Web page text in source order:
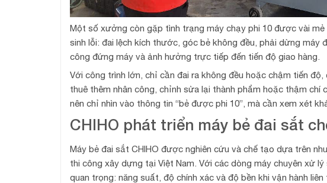
Một số xưởng còn gặp tình trạng máy chạy phi 10 được vài
sinh lỗi: đai lệch kích thước, góc bẻ không đều, phải dừng máy
công đứng máy và ảnh hưởng trực tiếp đến tiến độ giao hàng.
Với công trình lớn, chỉ cần đai ra không đều hoặc chậm tiến
thuê thêm nhân công, chỉnh sửa lại thành phẩm hoặc thậm
nên chỉ nhìn vào thông tin “bẻ được phi 10”, mà cần xem xét
CHIHO phát triển máy bẻ đai sắt
Máy bẻ đai sắt CHIHO được nghiên cứu và chế tạo dựa trên
thi công xây dựng tại Việt Nam. Với các dòng máy chuyên xử
quan trọng: năng suất, độ chính xác và độ bền khi vận hành liên